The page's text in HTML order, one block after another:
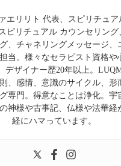
エリリト 代表、スピリチュア
ピリチュアル カウンセリング
、チャネリングメッセージ、
当。様々なセラピスト資格や
デザイナー歴20年以上。
、感情、意識のサイクル、形
専門。得意なことは浄化。宇
神様や古事記、仏様や法華経
経にハマっています。